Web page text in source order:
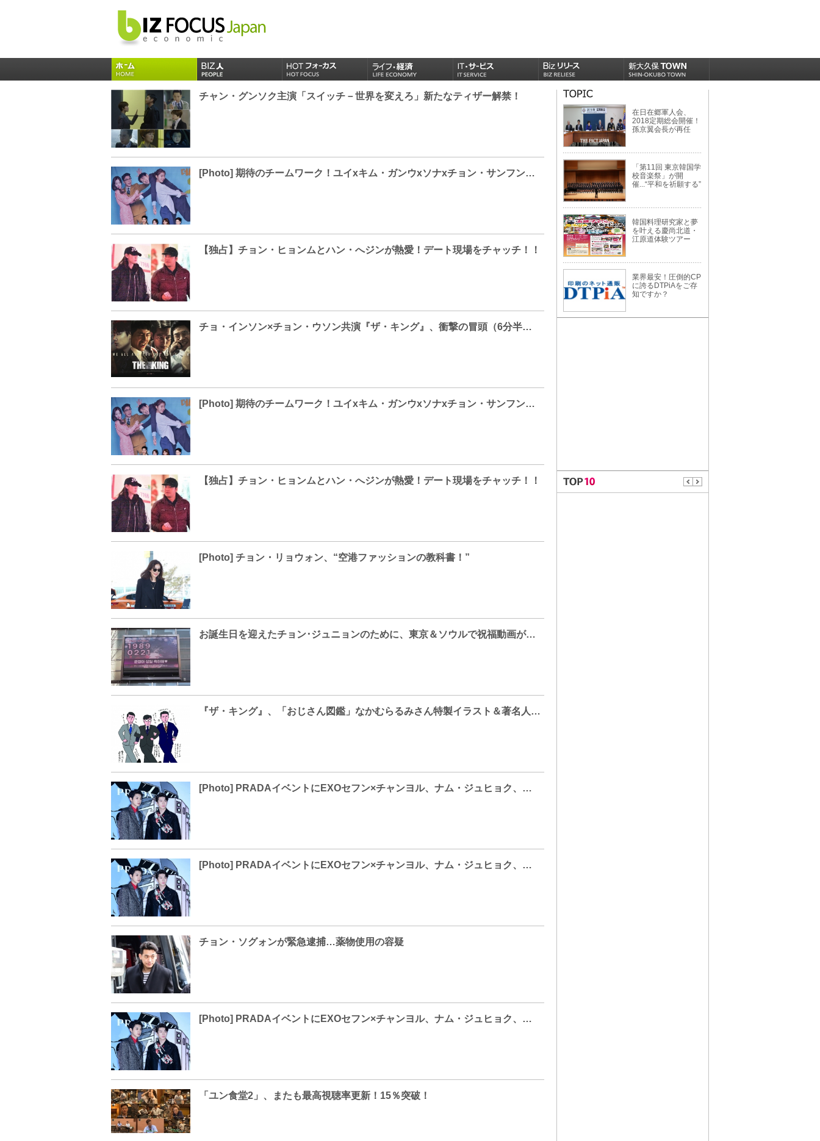
チャン・グンソク主演「スイッチ－世界を変えろ」新たなティザー解禁！
[Photo] 期待のチームワーク！ユイxキム・ガンウxソナxチョン・サンフンのドラマ「婿殿オ・ジャクドゥ」制作発表会！
【独占】チョン・ヒョンムとハン・へジンが熱愛！デート現場をチャッチ！！
チョ・インソン×チョン・ウソン共演『ザ・キング』、衝撃の冒頭（6分半）映像解禁！
[Photo] 期待のチームワーク！ユイxキム・ガンウxソナxチョン・サンフンのドラマ「婿殿オ・ジャクドゥ」制作発表会！
【独占】チョン・ヒョンムとハン・へジンが熱愛！デート現場をチャッチ！！
[Photo] チョン・リョウォン、“空港ファッションの教科書！”
お誕生日を迎えたチョン･ジュニョンのために、東京＆ソウルで祝福動画が上映！
『ザ・キング』、「おじさん図鑑」なかむらるみさん特製イラスト＆著名人コメント解禁
[Photo] PRADAイベントにEXOセフン×チャンヨル、ナム・ジュヒョク、チョン・ヘインらが登場！
[Photo] PRADAイベントにEXOセフン×チャンヨル、ナム・ジュヒョク、チョン・ヘインらが登場！
チョン・ソグォンが緊急逮捕…薬物使用の容疑
[Photo] PRADAイベントにEXOセフン×チャンヨル、ナム・ジュヒョク、チョン・ヘインらが登場！
「ユン食堂2」、またも最高視聴率更新！15％突破！
在日在郷軍人会、
2018定期総会開催！
孫京翼会長が再任
「第11回 東京韓国学
校音楽祭」が開
催...“平和を祈願する”
韓国料理研究家と夢
を叶える慶尚北道・
江原道体験ツアー
業界最安！圧倒的CP
に誇るDTPiAをご存
知ですか？